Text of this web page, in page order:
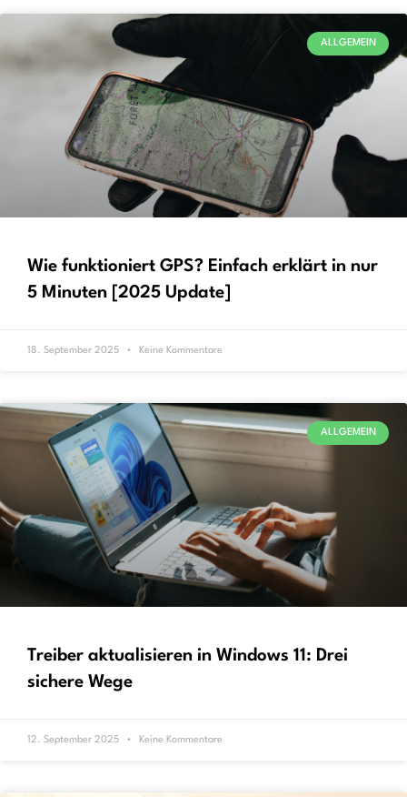
ALLGEMEIN
Wie funktioniert GPS? Einfach erklärt in nur
5 Minuten [2025 Update]
18. September 2025 Keine Kommentare
ALLGEMEIN
Treiber aktualisieren in Windows 11: Drei
sichere Wege
12. September 2025 Keine Kommentare